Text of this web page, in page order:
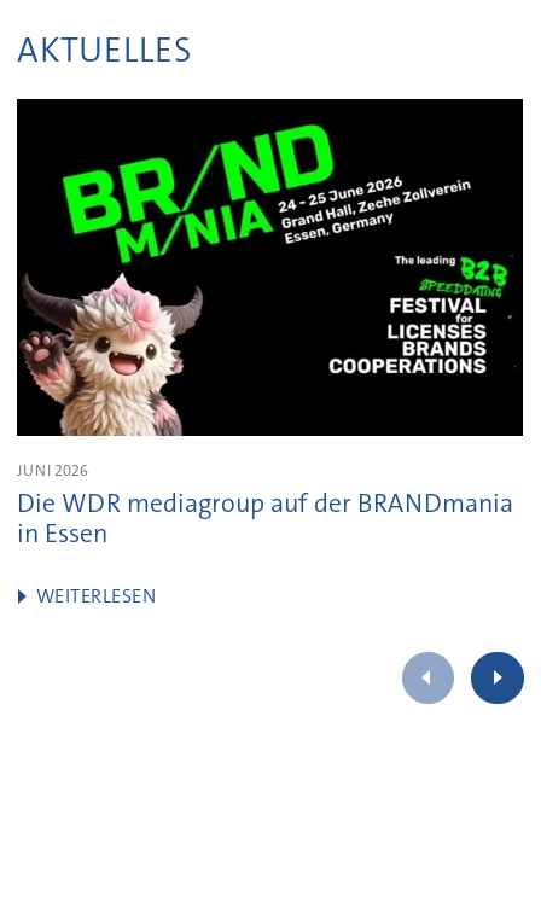
AKTUELLES
JUNI 2026
Die WDR mediagroup auf der BRANDmania
in Essen
WEITERLESEN